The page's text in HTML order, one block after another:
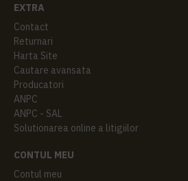
EXTRA
Contact
Returnari
Harta Site
Cautare avansata
Producatori
ANPC
ANPC - SAL
Solutionarea online a litigiilor
CONTUL MEU
Contul meu